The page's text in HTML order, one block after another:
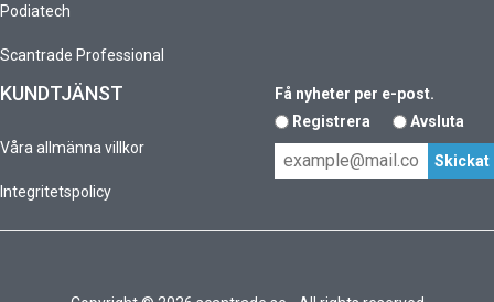
Podiatech
Scantrade Professional
KUNDTJÄNST
Våra allmänna villkor
Integritetspolicy
Få nyheter per e-post.
Registrera
Avsluta